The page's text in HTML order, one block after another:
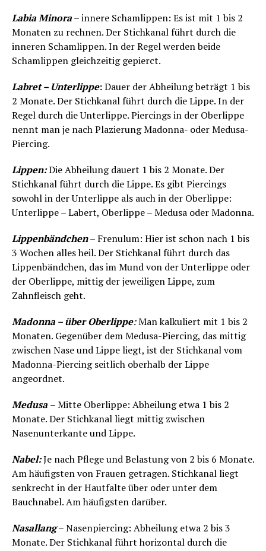
Labia Minora– innere Schamlippen: Es ist mit 1 bis 2
Monaten zu rechnen. Der Stichkanal führt durch die
inneren Schamlippen. In der Regel werden beide
Schamlippen gleichzeitig gepierct.
Labret – Unterlippe:Dauer der Abheilung beträgt 1 bis
2 Monate. Der Stichkanal führt durch die Lippe. In der
Regel durch die Unterlippe. Piercings in der Oberlippe
nennt man je nach Plazierung Madonna- oder Medusa-
Piercing.
Lippen:Die Abheilung dauert 1 bis 2 Monate. Der
Stichkanal führt durch die Lippe. Es gibt Piercings
sowohl in der Unterlippe als auch in der Oberlippe:
Unterlippe – Labert, Oberlippe – Medusa oder Madonna.
Lippenbändchen– Frenulum: Hier ist schon nach 1 bis
3 Wochen alles heil. Der Stichkanal führt durch das
Lippenbändchen, das im Mund von der Unterlippe oder
der Oberlippe, mittig der jeweiligen Lippe, zum
Zahnfleisch geht.
Madonna – über Oberlippe:Man kalkuliert mit 1 bis 2
Monaten. Gegenüber dem Medusa-Piercing, das mittig
zwischen Nase und Lippe liegt, ist der Stichkanal vom
Madonna-Piercing seitlich oberhalb der Lippe
angeordnet.
Medusa – Mitte Oberlippe: Abheilung etwa 1 bis 2
Monate. Der Stichkanal liegt mittig zwischen
Nasenunterkante und Lippe.
Nabel:Je nach Pflege und Belastung von 2 bis 6 Monate.
Am häufigsten von Frauen getragen. Stichkanal liegt
senkrecht in der Hautfalte über oder unter dem
Bauchnabel. Am häufigsten darüber.
Nasallang– Nasenpiercing: Abheilung etwa 2 bis 3
Monate. Der Stichkanal führt horizontal durch die